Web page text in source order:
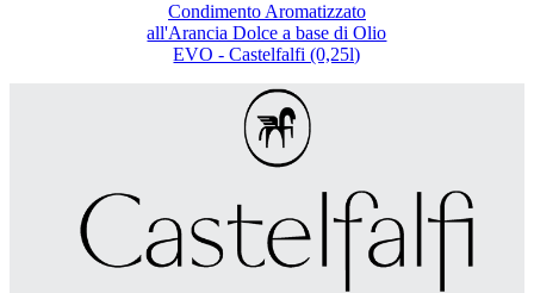
Condimento Aromatizzato
all'Arancia Dolce a base di Olio
EVO - Castelfalfi (0,25l)